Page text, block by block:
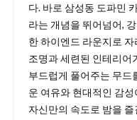
다. 바로 삼성동 도파민
라는 개념을 뛰어넘어,
한 하이엔드 라운지로
조명과 세련된 인테리어
부드럽게 풀어주는 무드
운 여유와 현대적인 감
자신만의 속도로 밤을 즐